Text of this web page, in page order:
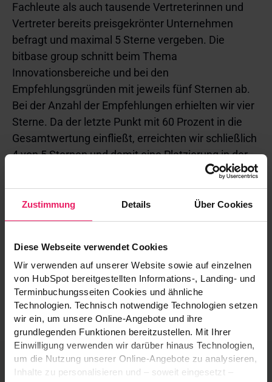
Zustimmung Details Über Cookies
Diese Webseite verwendet Cookies
Wir verwenden auf unserer Website sowie auf einzelnen
von HubSpot bereitgestellten Informations-, Landing- und
Terminbuchungsseiten Cookies und ähnliche
Technologien. Technisch notwendige Technologien setzen
wir ein, um unsere Online-Angebote und ihre
grundlegenden Funktionen bereitzustellen. Mit Ihrer
Einwilligung verwenden wir darüber hinaus Technologien,
um die Nutzung unserer Online-Angebote zu analysieren,
Inhalte zu personalisieren und – soweit eingesetzt –
Fachleute als auch tausende Vertreterinnen und
Vertreter bereits preisgekrönter Unternehmen
befragt und maximal 5 Sterne vergeben. Die
bitbase group schnitt beim Thema
Innovationsbereiche und bei den
Empfehlungsgründen mit jeweils fünf Sternen ab.
Bei der Anzahl der Empfehlungen erhielten wir vier
Sterne. Da der letzte Punkt mit 60 Prozent in die
Gesamtwertung einfließt, erreichten wir schließlich
4 von 5 Sternen und damit eine Platzierung in der
„Für manche Auszeichnungen muss man sich ja
selbst bewerben“, so unser Mitgründer und
„Hier wird man offenbar vorgeschlagen und
empfohlen. Wir waren ganz überrascht und freuen
uns umso mehr!“
Hier erfahren Sie mehr.